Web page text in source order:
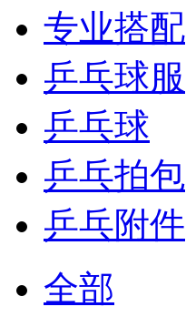
专业搭配
乒乓球服
乒乓球
乒乓拍包
乒乓附件
全部